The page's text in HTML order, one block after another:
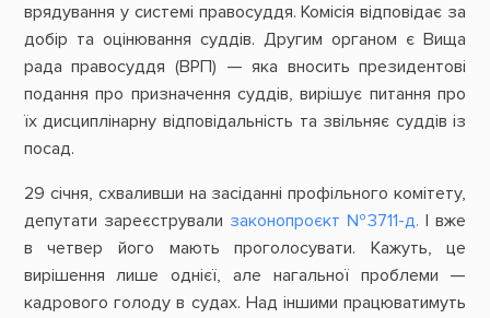
врядування у системі правосуддя. Комісія відповідає за
добір та оцінювання суддів. Другим органом є Вища
рада правосуддя (ВРП) — яка вносить президентові
подання про призначення суддів, вирішує питання про
їх дисциплінарну відповідальність та звільняє суддів із
посад.
29 січня, схваливши на засіданні профільного комітету,
депутати зареєстрували законопроєкт №3711-д. І вже
в четвер його мають проголосувати. Кажуть, це
вирішення лише однієї, але нагальної проблеми —
кадрового голоду в судах. Над іншими працюватимуть